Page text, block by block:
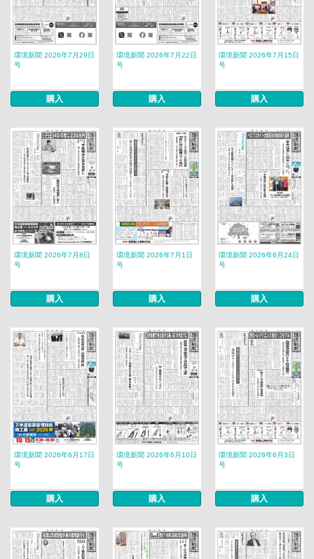
環境新聞 2026年7月29日
号
購入
環境新聞 2026年7月22日
号
購入
環境新聞 2026年7月15日
号
購入
環境新聞 2026年7月8日
号
購入
環境新聞 2026年7月1日
号
購入
環境新聞 2026年6月24日
号
購入
環境新聞 2026年6月17日
号
購入
環境新聞 2026年6月10日
号
購入
環境新聞 2026年6月3日
号
購入